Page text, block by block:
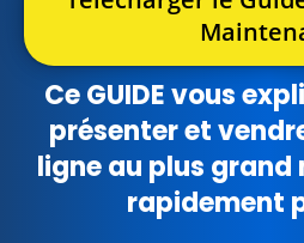
Ce GUIDE vous
présenter et
ligne au plus grand
rapidement